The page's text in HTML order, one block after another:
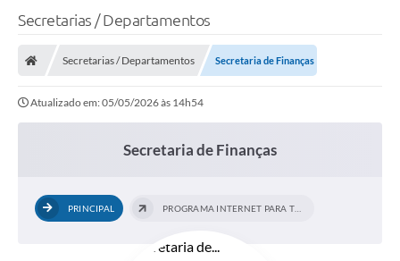
Secretarias / Departamentos
Secretarias / Departamentos Secretaria de Finanças
Atualizado em: 05/05/2026 às 14h54
Secretaria de Finanças
PRINCIPAL